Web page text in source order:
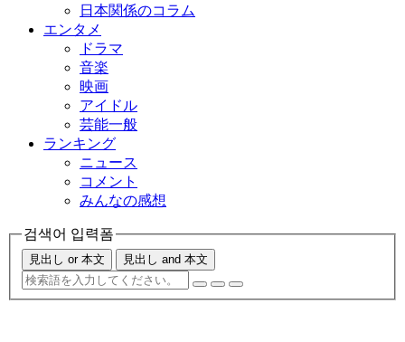
日本関係のコラム
エンタメ
ドラマ
音楽
映画
アイドル
芸能一般
ランキング
ニュース
コメント
みんなの感想
검색어 입력폼
見出し or 本文 見出し and 本文